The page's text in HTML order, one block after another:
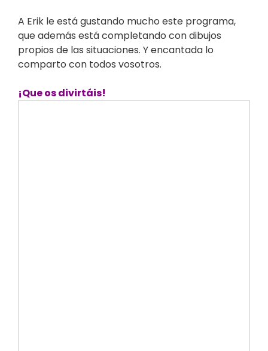
A Erik le está gustando mucho este programa,
que además está completando con dibujos
propios de las situaciones. Y encantada lo
comparto con todos vosotros.
¡Que os divirtáis!